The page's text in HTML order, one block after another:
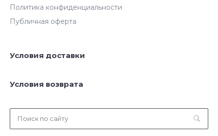
Политика конфиденциальности
Публичная оферта
Условия доставки
Условия возврата